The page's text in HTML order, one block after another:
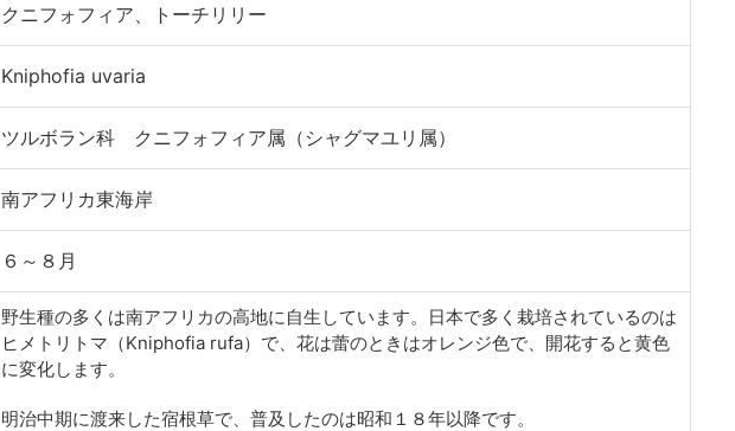
クニフォフィア、トーチリリー
Kniphofia uvaria
ツルボラン科 クニフォフィア属（シャグマユリ属）
南アフリカ東海岸
６～８月
野生種の多くは南アフリカの高地に自生しています。日本で多く栽培されているのは
ヒメトリトマ（Kniphofia rufa）で、花は蕾のときはオレンジ色で、開花すると黄色
に変化します。
明治中期に渡来した宿根草で、普及したのは昭和１８年以降です。